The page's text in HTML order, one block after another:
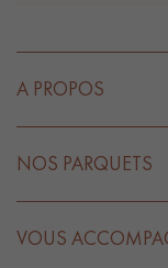
A PROPOS
NOS PARQUETS
VOUS